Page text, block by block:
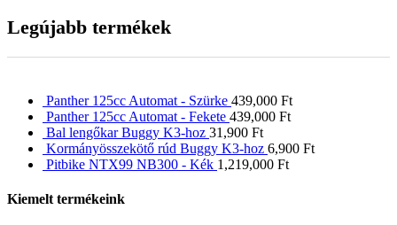
Legújabb termékek
Panther 125cc Automat - Szürke 439,000 Ft
Panther 125cc Automat - Fekete 439,000 Ft
Bal lengőkar Buggy K3-hoz 31,900 Ft
Kormányösszekötő rúd Buggy K3-hoz 6,900 Ft
Pitbike NTX99 NB300 - Kék 1,219,000 Ft
Kiemelt termékeink